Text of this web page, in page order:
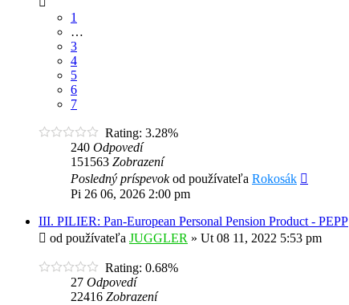
1
…
3
4
5
6
7
Rating: 3.28%
240 Odpovedí
151563 Zobrazení
Posledný príspevokod používateľa Rokosák
Pi 26 06, 2026 2:00 pm
III. PILIER: Pan-European Personal Pension Product - PEPP
od používateľa JUGGLER » Ut 08 11, 2022 5:53 pm
Rating: 0.68%
27 Odpovedí
22416 Zobrazení